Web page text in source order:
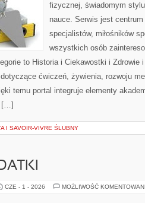
fizycznej, świadomym
nauce. Serwis jest
specjalistów, miłośników
wszystkich osób
to Historia i Ciekawostki i Zdrowie
ćwiczeń, żywienia, rozwoju
temu portal integruje elementy
[…]
I SAVOIR-VIVRE ŚLUBNY
CZE - 1 - 2026 MOŻLIWOŚĆ